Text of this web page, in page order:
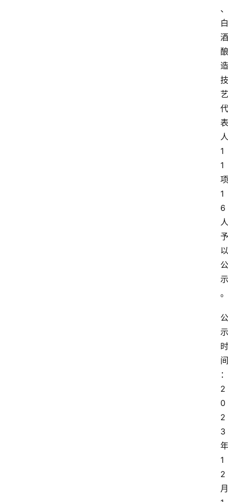
、
白
酒
酿
造
技
艺
代
表
人
1
1
项
1
6
人
予
以
公
示
。
公
示
时
间
：
2
0
2
3
年
1
2
月